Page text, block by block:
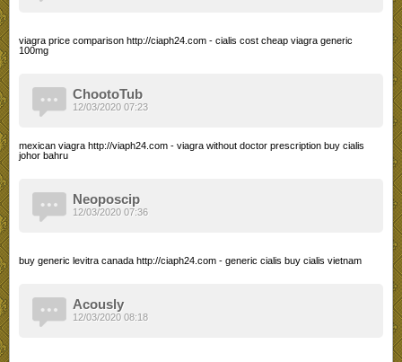
viagra price comparison http://ciaph24.com - cialis cost cheap viagra generic
100mg
ChootoTub
mexican viagra http://viaph24.com - viagra without doctor prescription buy cialis
johor bahru
12/03/2020 07:23
Neoposcip
buy generic levitra canada http://ciaph24.com - generic cialis buy cialis vietnam
12/03/2020 07:36
Acously
12/03/2020 08:18